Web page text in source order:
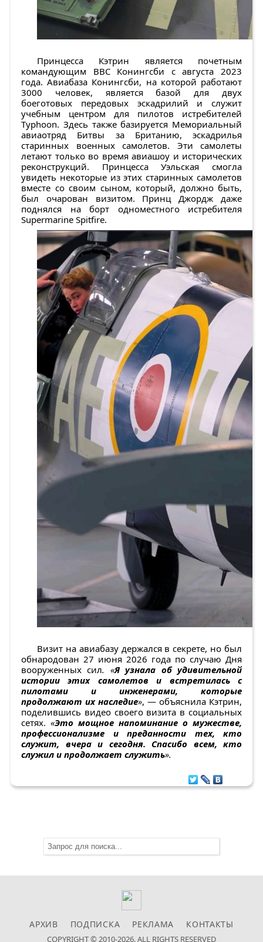
Принцесса Кэтрин является почетным
командующим ВВС Конингсби с августа 2023
года. Авиабаза Конингсби, на которой работают
3000 человек, является базой для двух
боеготовых передовых эскадрилий и служит
учебным центром для пилотов истребителей
Typhoon. Здесь также базируется Мемориальный
авиаотряд Битвы за Британию, эскадрилья
старинных военных самолетов. Эти самолеты
летают только во время авиашоу и исторических
реконструкций. Принцесса Уэльская смогла
увидеть некоторые из этих старинных самолетов
вместе со своим сыном, который, должно быть,
был очарован визитом. Принц Джордж даже
поднялся на борт одноместного истребителя
Supermarine Spitfire.
Визит на авиабазу держался в секрете, но был
обнародован 27 июня 2026 года по случаю Дня
вооруженных сил. «Я узнала об удивительной
истории этих самолетов и встретилась с
пилотами и инженерами, которые
продолжают их наследие», — объяснила Кэтрин,
поделившись видео своего визита в социальных
сетях. «Это мощное напоминание о мужестве,
профессионализме и преданности тех, кто
служит, вчера и сегодня. Спасибо всем, кто
служил и продолжает служить».
АРХИВ ПОДПИСКА РЕКЛАМА КОНТАКТЫ
COPYRIGHT © 2010-2026. ALL RIGHTS RESERVED